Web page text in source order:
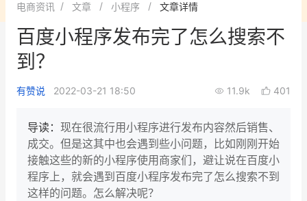
新零售大会
增长产品指南
智库 产品场景库
电商资讯 文章 小程序 文章详情
百度小程序发布完了怎么搜索不
到？
有赞说 2022-03-21 18:50 11.9k 401
导读： 现在很流行用小程序进行发布内容然后销售、
成交。但是这其中也会遇到些小问题，比如刚刚开始
接触这些的新的小程序使用商家们，避让说在百度小
程序上，就会遇到百度小程序发布完了怎么搜索不到
这样的问题。怎么解决呢？